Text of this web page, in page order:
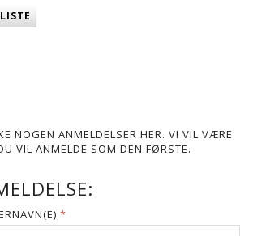
NOGEN ANMELDELSER HER. VI VIL VÆRE
VIL ANMELDE SOM DEN FØRSTE.